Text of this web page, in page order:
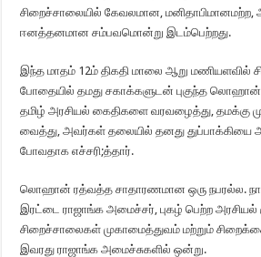
சிறைச்சாலையில் கேவலமான, மனிதாபிமானமற்ற,
ஈனத்தனமான சம்பவமொன்று இடம்பெற்றது.
இந்த மாதம் 12ம் திகதி மாலை ஆறு மணியளவில்
போதையில் தமது சகாக்களுடன் புகுந்த
தமிழ் அரசியல் கைதிகளை வரவழைத்து, தமக்கு
வைத்து, அவர்கள் தலையில் தனது துப்பாக்கியை
போவதாக எச்சரி;த்தார்.
லொஹான் ரத்வத்த சாதாரணமான ஒரு நபரல்ல.
இரட்டை ராஜாங்க அமைச்சர், புகழ் பெற்ற அரசியல்
சிறைச்சாலைகள் முகாமைத்துவம் மற்றும்
இவரது ராஜாங்க அமைச்சுகளில் ஒன்று.